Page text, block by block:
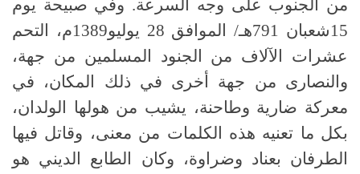
من الجنوب على وجه السرعة. وفي صبيحة يوم
15شعبان 791هـ/ الموافق 28 يوليو1389م، التحم
عشرات الآلاف من الجنود المسلمين من جهة،
والنصارى من جهة أخرى في ذلك المكان، في
معركة ضارية وطاحنة، يشيب من هولها الولدان،
بكل ما تعنيه هذه الكلمات من معنى، وقاتل فيها
الطرفان بعناد وضراوة، وكان الطابع الديني هو